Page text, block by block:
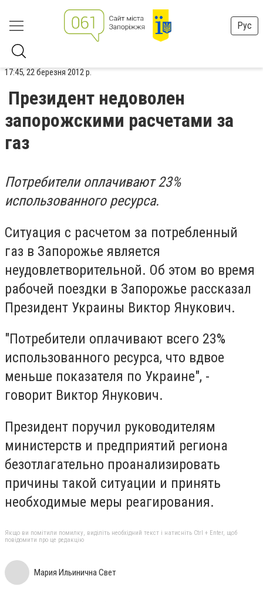
Рус
17:45, 22 березня 2012 р.
Президент недоволен
запорожскими расчетами за
газ
Потребители оплачивают 23%
использованного ресурса.
Ситуация с расчетом за потребленный
газ в Запорожье является
неудовлетворительной. Об этом во время
рабочей поездки в Запорожье рассказал
Президент Украины Виктор Янукович.
"Потребители оплачивают всего 23%
использованного ресурса, что вдвое
меньше показателя по Украине", -
говорит Виктор Янукович.
Президент поручил руководителям
министерств и предприятий региона
безотлагательно проанализировать
причины такой ситуации и принять
необходимые меры реагирования.
Якщо ви помітили помилку, виділіть необхідний текст і натисніть Ctrl + Enter, щоб
повідомити про це редакцію
Мария Ильинична Свет